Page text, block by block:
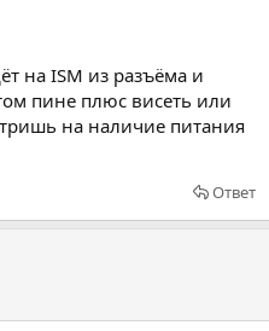
на ISM из разъёма и
пине плюс висеть или
на наличие питания
Ответ